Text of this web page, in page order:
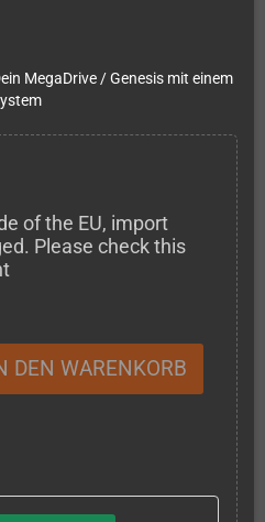
MegaDrive / Genesis mit einem
of the EU, import
Please check this
DEN WARENKORB